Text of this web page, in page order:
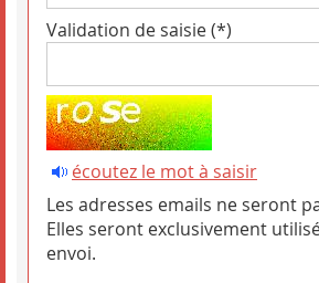
Validation de saisie (*)
écoutez le mot à saisir
Les adresses emails ne seront
Elles seront exclusivement
envoi.